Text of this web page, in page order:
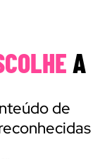
A
de